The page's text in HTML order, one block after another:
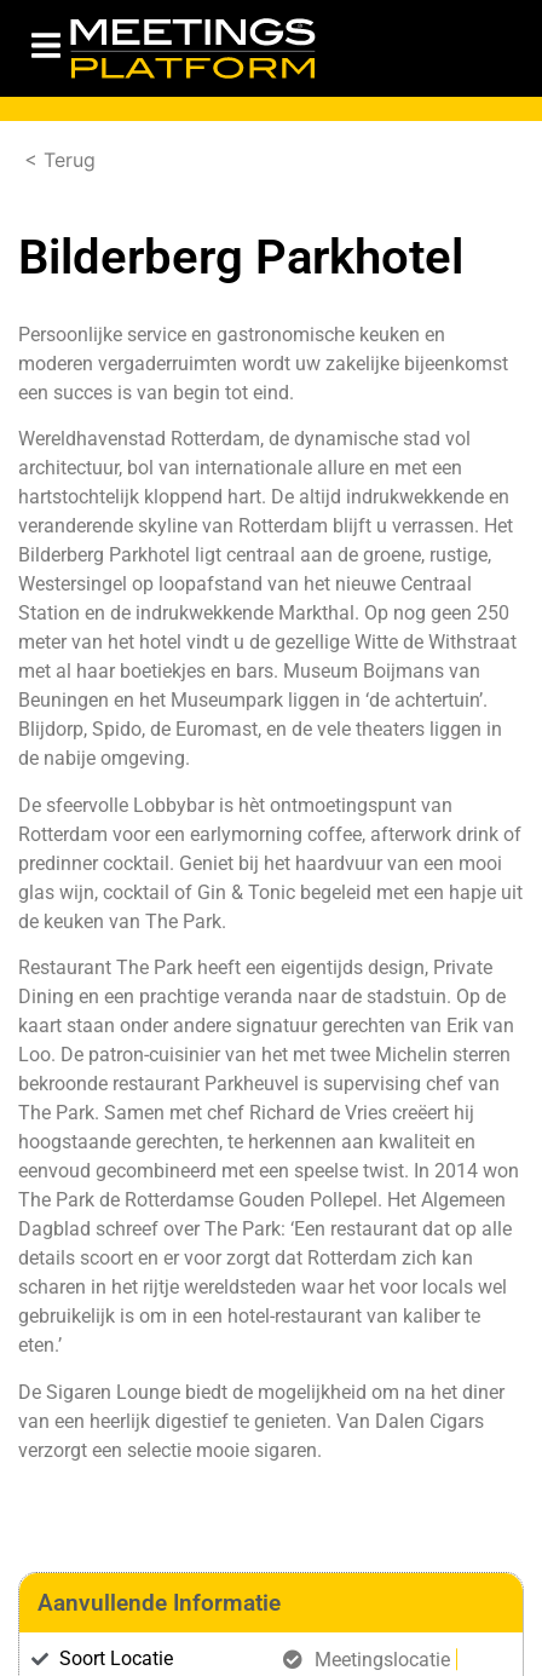
< Terug
Bilderberg Parkhotel
Persoonlijke service en gastronomische keuken en
moderen vergaderruimten wordt uw zakelijke bijeenkomst
een succes is van begin tot eind.
Wereldhavenstad Rotterdam, de dynamische stad vol
architectuur, bol van internationale allure en met een
hartstochtelijk kloppend hart. De altijd indrukwekkende en
veranderende skyline van Rotterdam blijft u verrassen. Het
Bilderberg Parkhotel ligt centraal aan de groene, rustige,
Westersingel op loopafstand van het nieuwe Centraal
Station en de indrukwekkende Markthal. Op nog geen 250
meter van het hotel vindt u de gezellige Witte de Withstraat
met al haar boetiekjes en bars. Museum Boijmans van
Beuningen en het Museumpark liggen in ‘de achtertuin’.
Blijdorp, Spido, de Euromast, en de vele theaters liggen in
de nabije omgeving.
De sfeervolle Lobbybar is hèt ontmoetingspunt van
Rotterdam voor een earlymorning coffee, afterwork drink of
predinner cocktail. Geniet bij het haardvuur van een mooi
glas wijn, cocktail of Gin & Tonic begeleid met een hapje uit
de keuken van The Park.
Restaurant The Park heeft een eigentijds design, Private
Dining en een prachtige veranda naar de stadstuin. Op de
kaart staan onder andere signatuur gerechten van Erik van
Loo. De patron-cuisinier van het met twee Michelin sterren
bekroonde restaurant Parkheuvel is supervising chef van
The Park. Samen met chef Richard de Vries creëert hij
hoogstaande gerechten, te herkennen aan kwaliteit en
eenvoud gecombineerd met een speelse twist. In 2014 won
The Park de Rotterdamse Gouden Pollepel. Het Algemeen
Dagblad schreef over The Park: ‘Een restaurant dat op alle
details scoort en er voor zorgt dat Rotterdam zich kan
scharen in het rijtje wereldsteden waar het voor locals wel
gebruikelijk is om in een hotel-restaurant van kaliber te
eten.’
De Sigaren Lounge biedt de mogelijkheid om na het diner
van een heerlijk digestief te genieten. Van Dalen Cigars
verzorgt een selectie mooie sigaren.
Aanvullende Informatie
Soort Locatie
Meetingslocatie